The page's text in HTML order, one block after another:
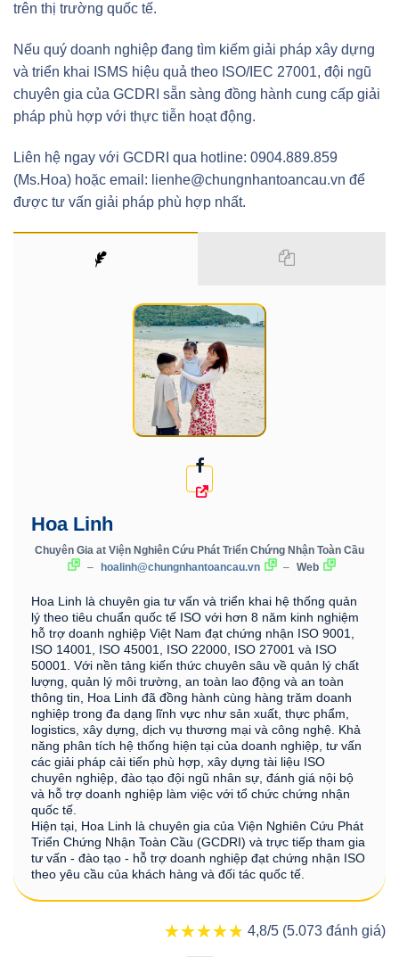
trên thị trường quốc tế.
Nếu quý doanh nghiệp đang tìm kiếm giải pháp xây dựng
và triển khai ISMS hiệu quả theo ISO/IEC 27001, đội ngũ
chuyên gia của GCDRI sẵn sàng đồng hành cung cấp giải
pháp phù hợp với thực tiễn hoạt động.
Liên hệ ngay với GCDRI qua hotline: 0904.889.859
(Ms.Hoa) hoặc email: lienhe@chungnhantoancau.vn để
được tư vấn giải pháp phù hợp nhất.
Hoa Linh
Chuyên Gia at Viện Nghiên Cứu Phát Triển Chứng Nhận Toàn Cầu
–
hoalinh@chungnhantoancau.vn – Web
Hoa Linh là chuyên gia tư vấn và triển khai hệ thống quản
lý theo tiêu chuẩn quốc tế ISO với hơn 8 năm kinh nghiệm
hỗ trợ doanh nghiệp Việt Nam đạt chứng nhận ISO 9001,
ISO 14001, ISO 45001, ISO 22000, ISO 27001 và ISO
50001. Với nền tảng kiến thức chuyên sâu về quản lý chất
lượng, quản lý môi trường, an toàn lao động và an toàn
thông tin, Hoa Linh đã đồng hành cùng hàng trăm doanh
nghiệp trong đa dạng lĩnh vực như sản xuất, thực phẩm,
logistics, xây dựng, dịch vụ thương mại và công nghệ. Khả
năng phân tích hệ thống hiện tại của doanh nghiệp, tư vấn
các giải pháp cải tiến phù hợp, xây dựng tài liệu ISO
chuyên nghiệp, đào tạo đội ngũ nhân sự, đánh giá nội bộ
và hỗ trợ doanh nghiệp làm việc với tổ chức chứng nhận
quốc tế.
Hiện tại, Hoa Linh là chuyên gia của Viện Nghiên Cứu Phát
Triển Chứng Nhận Toàn Cầu (GCDRI) và trực tiếp tham gia
tư vấn - đào tạo - hỗ trợ doanh nghiệp đạt chứng nhận ISO
theo yêu cầu của khách hàng và đối tác quốc tế.
★★★★★
★★★★★ 4,8/5 (5.073 đánh giá)